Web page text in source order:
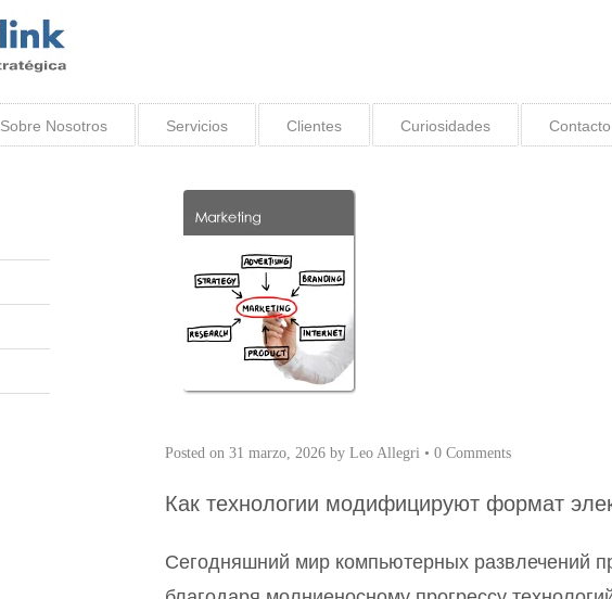
Sobre Nosotros Servicios Clientes Curiosidades Contacto
Posted on 31 marzo, 2026by Leo Allegri• 0 Comments
Как технологии модифицируют формат
Сегодняшний мир компьютерных развлечений